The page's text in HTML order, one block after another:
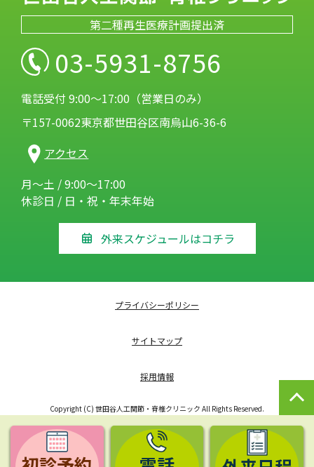
第二種再生医療計画提出済
03-5931-8756
電話受付 9:00～17:00（営業日のみ）
〒157-0062東京都世田谷区南烏山6-36-6
アクセス
月～土 / 9:00～17:00
休診日 / 日・祝・年末年始
外来スケジュールはコチラ
プライバシーポリシー
サイトマップ
採用情報
Copyright (C) 世田谷人工関節・脊椎クリニック All Rights Reserved.